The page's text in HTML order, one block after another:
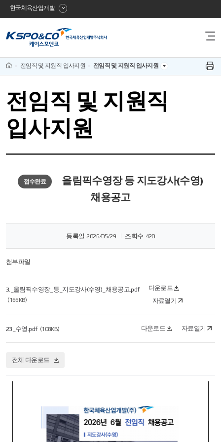
한국체육산업개발
사
트
름
전
메
뉴
보
Home전임직 및 지원직 입사지원 전임직 및 지원직 입사지원
프
전임직 및 지원직
입사지원
접수완료
올림픽수영장 등 지도강사(수영)
채용공고
등록일 2026/05/29 조회수 420
첨부파일
3._올림픽수영장_등_지도강사(수영)_채용공고.pdf
(166KB)
다운로드
자료열기
23_수영.pdf (108KB) 다운로드 자료열기
전체 다운로드